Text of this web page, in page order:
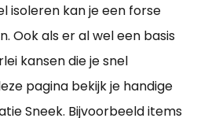
isoleren kan je een forse
Ook als er al wel een basis
kansen die je snel
pagina bekijk je handige
Sneek. Bijvoorbeeld items